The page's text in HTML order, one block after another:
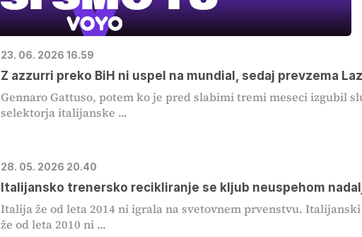
23. 06. 2026 16.59
Z azzurri preko BiH ni uspel na mundial, sedaj prevzema
Gennaro Gattuso, potem ko je pred slabimi tremi meseci izgubil
selektorja italijanske ...
28. 05. 2026 20.40
Italijansko trenersko recikliranje se kljub neuspehom
Italija že od leta 2014 ni igrala na svetovnem prvenstvu.
že od leta 2010 ni ...